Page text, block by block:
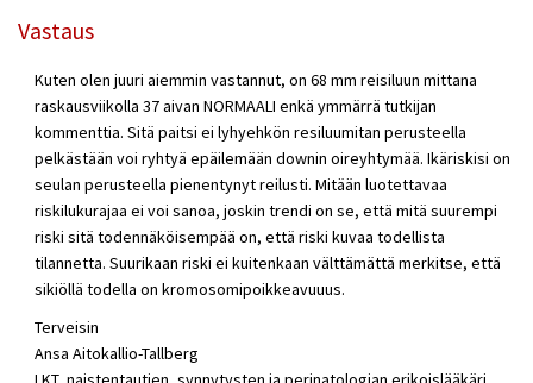
Vastaus
Kuten olen juuri aiemmin vastannut, on 68 mm reisiluun mittana
raskausviikolla 37 aivan NORMAALI enkä ymmärrä tutkijan
kommenttia. Sitä paitsi ei lyhyehkön resiluumitan perusteella
pelkästään voi ryhtyä epäilemään downin oireyhtymää. Ikäriskisi on
seulan perusteella pienentynyt reilusti. Mitään luotettavaa
riskilukurajaa ei voi sanoa, joskin trendi on se, että mitä suurempi
riski sitä todennäköisempää on, että riski kuvaa todellista
tilannetta. Suurikaan riski ei kuitenkaan välttämättä merkitse, että
sikiöllä todella on kromosomipoikkeavuuus.
Terveisin
Ansa Aitokallio-Tallberg